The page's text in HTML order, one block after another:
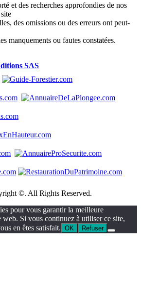
et des recherches approfondies de nos
des omissions ou des erreurs ont peut-
manquements ou fautes constatées.
SAS
©. All Rights Reserved.
pour vous garantir la meilleure
web. Si vous continuez à utiliser ce site,
en êtes satisfait. OK Refuser